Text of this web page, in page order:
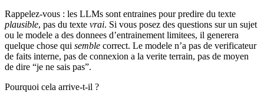
Rappelez-vous : les LLMs sont entraines pour predire du texte
plausible, pas du texte vrai. Si vous posez des questions sur un sujet
ou le modele a des donnees d’entrainement limitees, il generera
quelque chose qui semble correct. Le modele n’a pas de verificateur
de faits interne, pas de connexion a la verite terrain, pas de moyen
de dire “je ne sais pas”.
Pourquoi cela arrive-t-il ?